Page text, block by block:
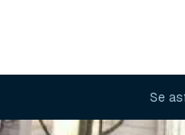
Se asfaltează